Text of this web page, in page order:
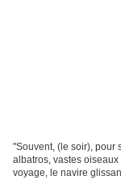
"Souvent, (le soir), pour
albatros, vastes
voyage, le navire